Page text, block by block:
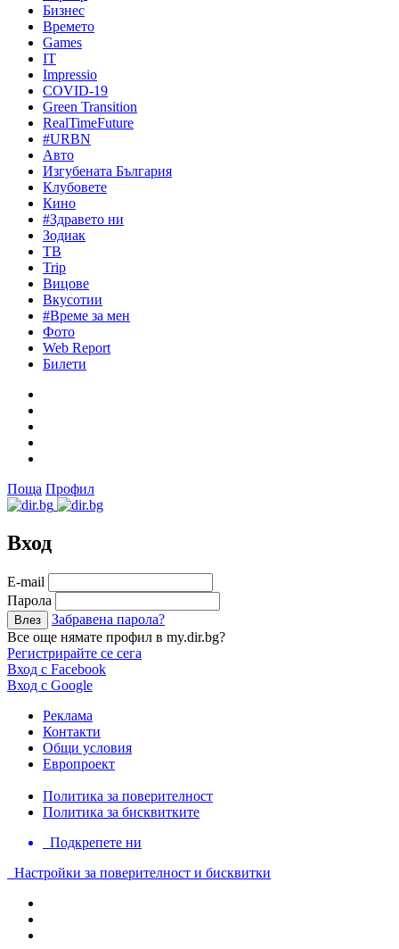
Бизнес
Времето
Games
IT
Impressio
COVID-19
Green Transition
RealTimeFuture
#URBN
Авто
Изгубената България
Клубовете
Кино
#Здравето ни
Зодиак
ТВ
Trip
Вицове
Вкусотии
#Време за мен
Фото
Web Report
Билети
Поща Профил
Вход
Е-mail
Парола
Забравена парола?
Все още нямате профил в my.dir.bg?
Регистрирайте се сега
Вход с Facebook
Вход с Google
Реклама
Контакти
Общи условия
Европроект
Политика за поверителност
Политика за бисквитките
Подкрепете ни
Настройки за поверителност и бисквитки